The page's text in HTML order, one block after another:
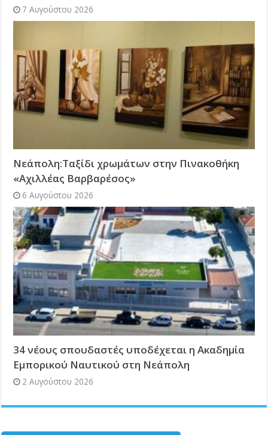
7 Αυγούστου 2026
Νεάπολη:Ταξίδι χρωμάτων στην Πινακοθήκη
«Αχιλλέας Βαρβαρέσος»
6 Αυγούστου 2026
34 νέους σπουδαστές υποδέχεται η Ακαδημία
Εμπορικού Ναυτικού στη Νεάπολη
2 Αυγούστου 2026